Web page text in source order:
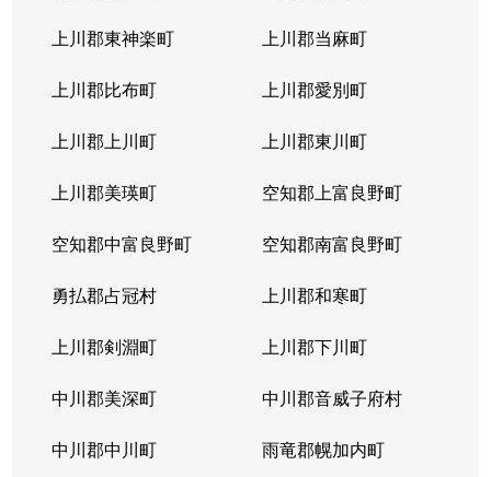
上川郡東神楽町 上川郡当麻町
上川郡比布町 上川郡愛別町
上川郡上川町 上川郡東川町
上川郡美瑛町 空知郡上富良野町
空知郡中富良野町 空知郡南富良野町
勇払郡占冠村 上川郡和寒町
上川郡剣淵町 上川郡下川町
中川郡美深町 中川郡音威子府村
中川郡中川町 雨竜郡幌加内町